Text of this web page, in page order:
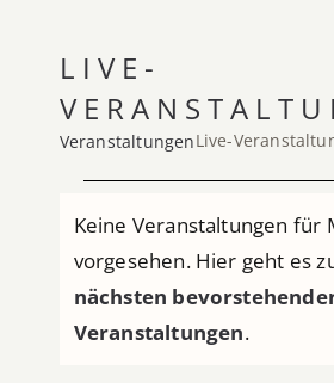
Spenden
LIVE-
VeranstaltungenLive-
FÜR
MAI
11,
Hinweis
Keine Veranstaltungen für
vorgesehen. Hier geht es
nächsten
Veranstaltungen.